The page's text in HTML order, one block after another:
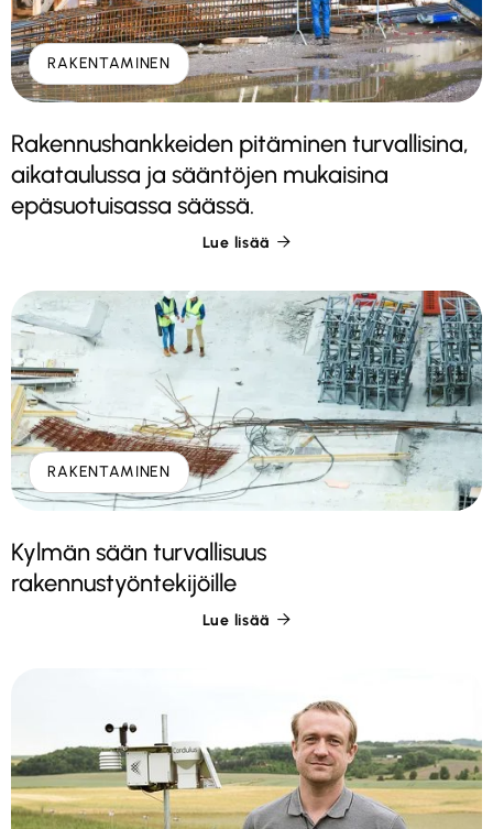
RAKENTAMINEN
Rakennushankkeiden pitäminen turvallisina,
aikataulussa ja sääntöjen mukaisina
epäsuotuisassa säässä.
Lue lisää 
RAKENTAMINEN
Kylmän sään turvallisuus
rakennustyöntekijöille
Lue lisää 